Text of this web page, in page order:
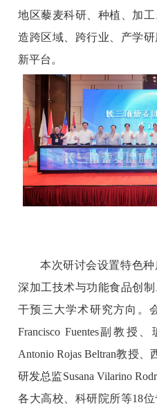
地区藜麦科研、种植、加
造跨区域、跨行业、产学
新平台。
本次研讨会设置特色
深加工技术与功能食品创
干预三大学术研究方向。
Francisco Fuentes副教授
Antonio Rojas Beltran教授、
研发总监Susana Vilarino
各大高校、科研院所等18